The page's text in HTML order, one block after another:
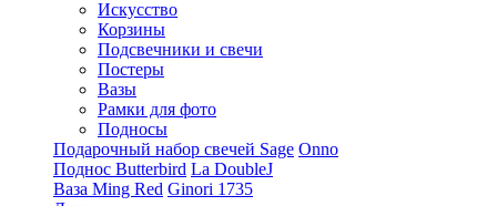
Искусство
Корзины
Подсвечники и свечи
Постеры
Вазы
Рамки для фото
Подносы
Подарочный набор свечей Sage Onno
Поднос Butterbird La DoubleJ
Ваза Ming Red Ginori 1735